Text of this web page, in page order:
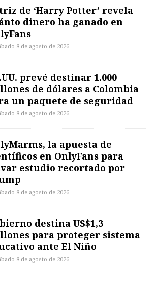
de ‘Harry Potter’ revela
dinero ha ganado en
8 de agosto de 2026
prevé destinar 1.000
de dólares a Colombia
un paquete de seguridad
8 de agosto de 2026
la apuesta de
en OnlyFans para
estudio recortado por
8 de agosto de 2026
destina US$1,3
para proteger sistema
ante El Niño
8 de agosto de 2026